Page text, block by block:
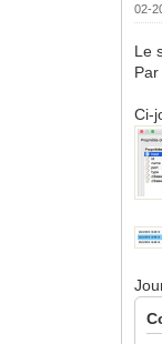
02-
Le
Ci-